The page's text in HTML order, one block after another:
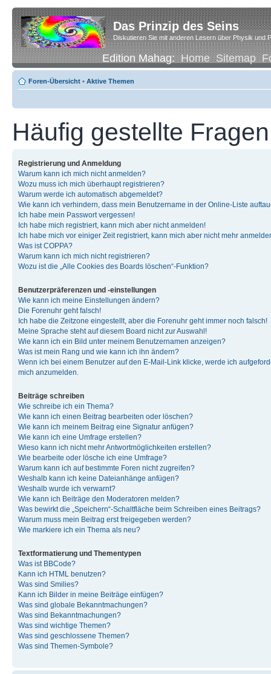
Das Prinzip des Seins
Diskutieren Sie mit anderen Lesern über Physik und
Edition Mahag:Home Sitemap
Foren-Übersicht • Aktive Themen
Häufig gestellte Fragen
Registrierung und Anmeldung
Warum kann ich mich nicht anmelden?
Wozu muss ich mich überhaupt registrieren?
Warum werde ich automatisch abgemeldet?
Wie kann ich verhindern, dass mein Benutzername in der Online-Liste
Ich habe mein Passwort vergessen!
Ich habe mich registriert, kann mich aber nicht anmelden!
Ich habe mich vor einiger Zeit registriert, kann mich aber nicht mehr
Was ist COPPA?
Warum kann ich mich nicht registrieren?
Wozu ist die „Alle Cookies des Boards löschen“-Funktion?
Benutzerpräferenzen und -einstellungen
Wie kann ich meine Einstellungen ändern?
Die Forenuhr geht falsch!
Ich habe die Zeitzone eingestellt, aber die Forenuhr geht immer noch falsch!
Meine Sprache steht auf diesem Board nicht zur Auswahl!
Wie kann ich ein Bild unter meinem Benutzernamen anzeigen?
Was ist mein Rang und wie kann ich ihn ändern?
Wenn ich bei einem Benutzer auf den E-Mail-Link klicke, werde ich
mich anzumelden.
Beiträge schreiben
Wie schreibe ich ein Thema?
Wie kann ich einen Beitrag bearbeiten oder löschen?
Wie kann ich meinem Beitrag eine Signatur anfügen?
Wie kann ich eine Umfrage erstellen?
Wieso kann ich nicht mehr Antwortmöglichkeiten erstellen?
Wie bearbeite oder lösche ich eine Umfrage?
Warum kann ich auf bestimmte Foren nicht zugreifen?
Weshalb kann ich keine Dateianhänge anfügen?
Weshalb wurde ich verwarnt?
Wie kann ich Beiträge den Moderatoren melden?
Was bewirkt die „Speichern“-Schaltfläche beim Schreiben eines Beitrags?
Warum muss mein Beitrag erst freigegeben werden?
Wie markiere ich ein Thema als neu?
Textformatierung und Thementypen
Was ist BBCode?
Kann ich HTML benutzen?
Was sind Smilies?
Kann ich Bilder in meine Beiträge einfügen?
Was sind globale Bekanntmachungen?
Was sind Bekanntmachungen?
Was sind wichtige Themen?
Was sind geschlossene Themen?
Was sind Themen-Symbole?